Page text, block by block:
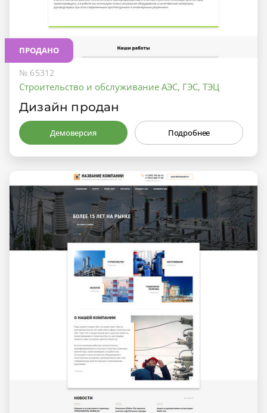
ПРОДАНО
№ 65312
Строительство и обслуживание АЭС, ГЭС, ТЭЦ
Дизайн продан
Демоверсия Подробнее